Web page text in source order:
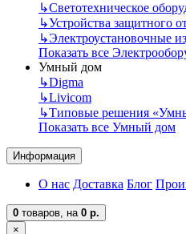
↳Светотехническое
↳Устройства защитного
↳Электроустановочные
Показать все
Умный дом
↳Digma
↳Livicom
↳Типовые решения
Показать все Умный дом
Информация
О нас Доставка Блог
0 товаров, на 0 р.
×